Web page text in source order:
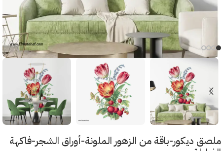
ملصق ديكور-باقة من الزهور الملونة-أوراق الشجر-فاكهة